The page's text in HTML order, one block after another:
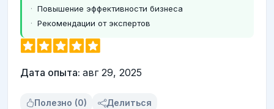
Повышение эффективности бизнеса
Рекомендации от экспертов
Дата опыта: авг 29, 2025
Полезно (0) Делиться